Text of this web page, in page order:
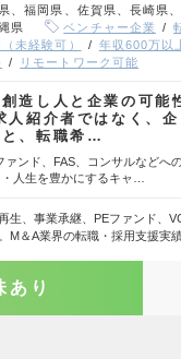
、福岡県、佐賀県、長崎県
県
ベンチャー企業
未経験可） 年収600万以
リモートワーク可能
造し人と企業の可能
人紹介者ではなく、企
、転職希…
ァンド、FAS、コンサルなどへ
人生を豊かにするキャ…
生、事業承継、PEファンド、
M＆A業界の転職・採用支援実
あり